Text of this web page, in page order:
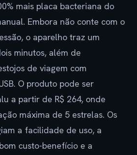
mais placa bacteriana do
Embora não conte com o
o aparelho traz um
minutos, além de
de viagem com
O produto pode ser
a partir de R$ 264, onde
máxima de 5 estrelas. Os
a facilidade de uso, a
custo-benefício e a